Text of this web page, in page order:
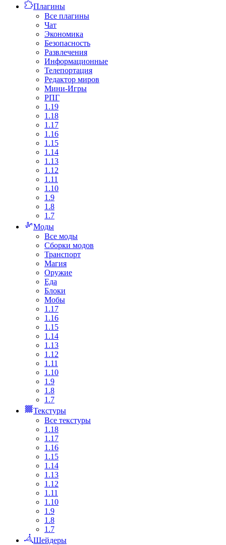
Плагины
Все плагины
Чат
Экономика
Безопасность
Развлечения
Информационные
Телепортация
Редактор миров
Мини-Игры
РПГ
1.19
1.18
1.17
1.16
1.15
1.14
1.13
1.12
1.11
1.10
1.9
1.8
1.7
Моды
Все моды
Сборки модов
Транспорт
Магия
Оружие
Еда
Блоки
Мобы
1.17
1.16
1.15
1.14
1.13
1.12
1.11
1.10
1.9
1.8
1.7
Текстуры
Все текстуры
1.18
1.17
1.16
1.15
1.14
1.13
1.12
1.11
1.10
1.9
1.8
1.7
Шейдеры